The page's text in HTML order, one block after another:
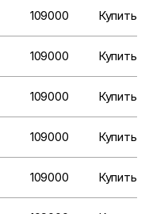
109000 Купить
109000 Купить
109000 Купить
109000 Купить
109000 Купить